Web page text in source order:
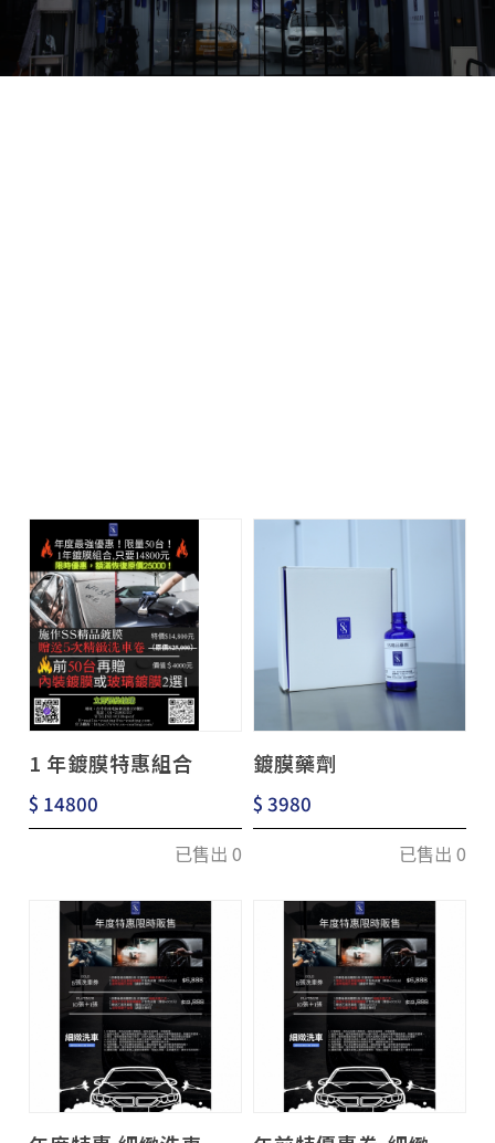
1 年鍍膜特惠組合
$ 14800
已售出 0
鍍膜藥劑
$ 3980
已售出 0